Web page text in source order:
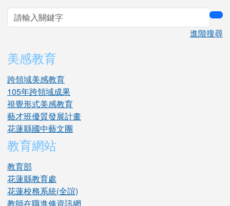
進階搜尋
美感教育
跨領域美感教育
105年跨領域成果
視覺形式美感教育
藝才班優質發展計畫
花蓮縣國中藝文團
教育網站
教育部
花蓮縣教育處
花蓮校務系統(全誼)
教師在職進修資訊網